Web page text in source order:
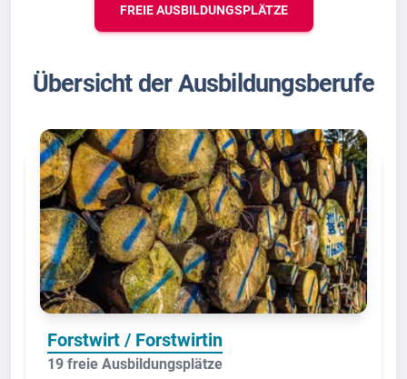
FREIE AUSBILDUNGSPLÄTZE
Übersicht der Ausbildungsberufe
Forstwirt / Forstwirtin
19 freie Ausbildungsplätze